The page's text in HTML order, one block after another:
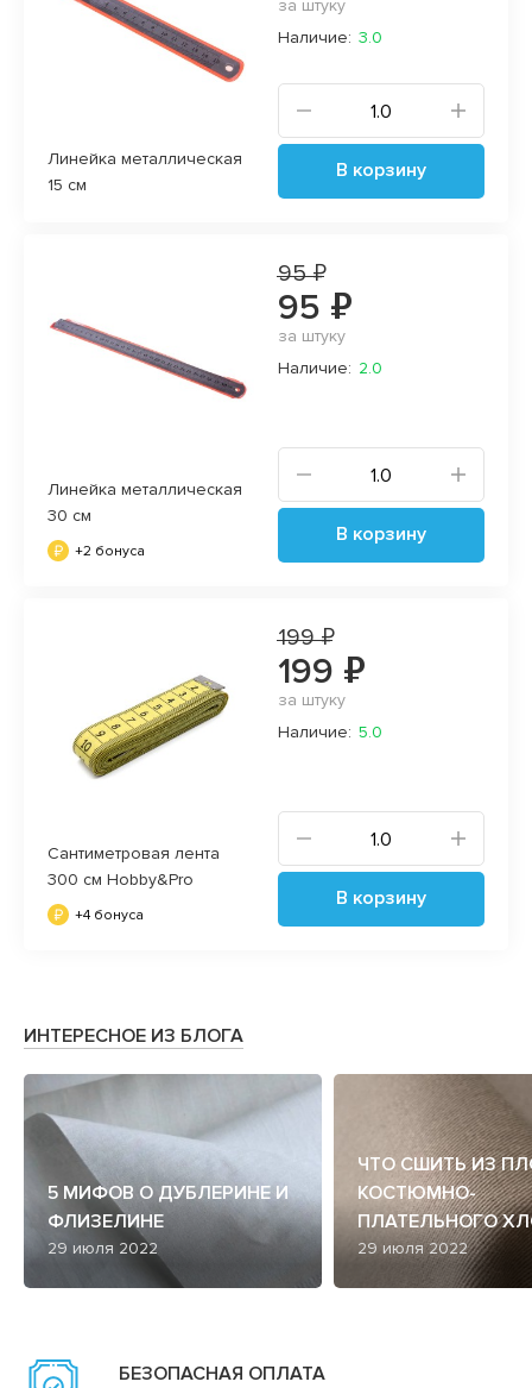
Линейка металлическая
15 см
за штуку
Наличие: 3.0
В корзину
Линейка металлическая
30 см
+2 бонуса
95 ₽
95 ₽
за штуку
Наличие: 2.0
В корзину
Сантиметровая лента
300 см Hobby&Pro
+4 бонуса
199 ₽
199 ₽
за штуку
Наличие: 5.0
В корзину
ИНТЕРЕСНОЕ ИЗ БЛОГА
5 МИФОВ О ДУБЛЕРИНЕ И
ФЛИЗЕЛИНЕ
29 июля 2022
ЧТО СШИТЬ ИЗ
КОСТЮМНО-
ПЛАТЕЛЬНОГО
29 июля 2022
БЕЗОПАСНАЯ ОПЛАТА